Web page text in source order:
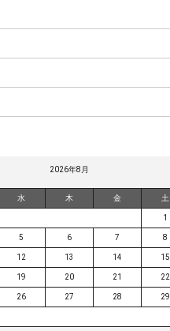
2026年8月
水 木 金 土
1
5 6 7 8
12 13 14 15
19 20 21 22
26 27 28 29